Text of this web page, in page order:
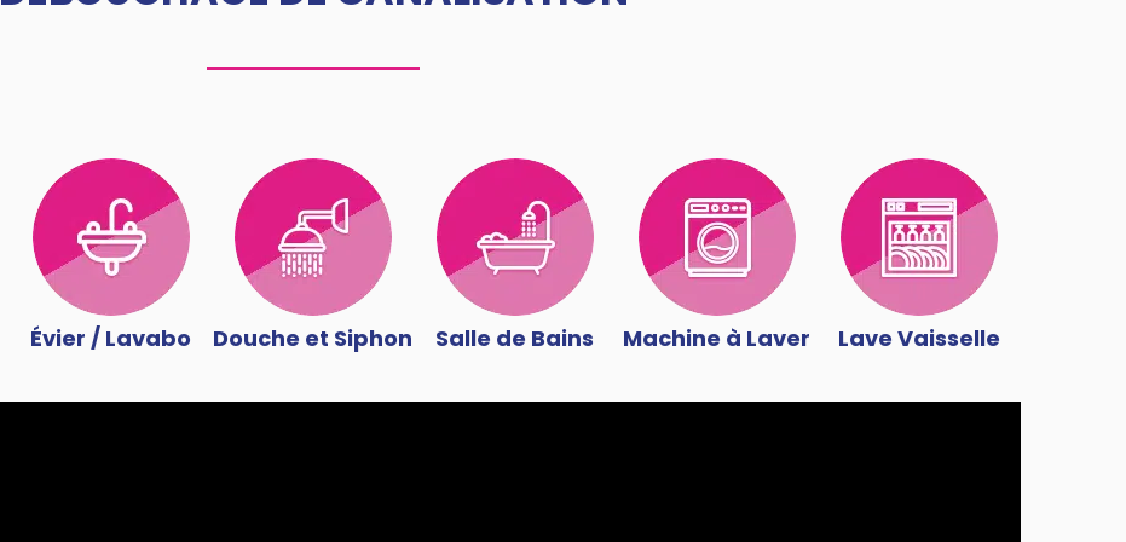
Évier / Lavabo Douche et Siphon Salle de Bains Machine à Laver Lave Vaisselle